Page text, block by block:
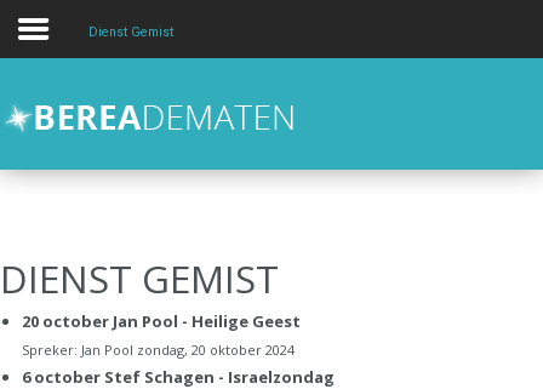
Contact
Zoeken
Dienst Gemist
DIENST GEMIST
20 october Jan Pool - Heilige Geest
Spreker: Jan Pool zondag, 20 oktober 2024
6 october Stef Schagen - Israelzondag